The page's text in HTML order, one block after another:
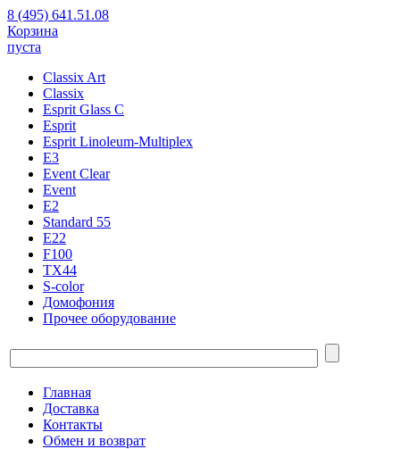
8 (495) 641.51.08
Корзина
пуста
Classix Art
Classix
Esprit Glass C
Esprit
Esprit Linoleum-Multiplex
E3
Event Clear
Event
E2
Standard 55
E22
F100
TX44
S-color
Домофония
Прочее оборудование
Главная
Доставка
Контакты
Обмен и возврат